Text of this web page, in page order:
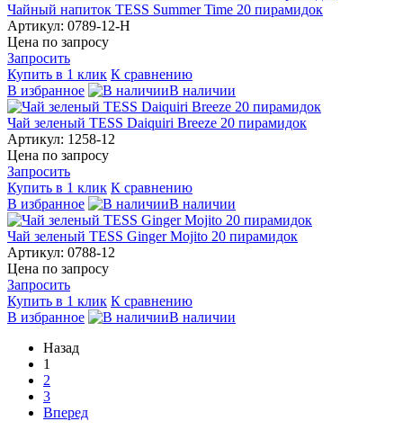
Чайный напиток TESS Summer Time 20 пирамидок
Артикул: 0789-12-Н
Цена по запросу
Запросить
Купить в 1 клик К сравнению
В избранное
В наличии
Чай зеленый TESS Daiquiri Breeze 20 пирамидок
Артикул: 1258-12
Цена по запросу
Запросить
Купить в 1 клик К сравнению
В избранное
В наличии
Чай зеленый TESS Ginger Mojito 20 пирамидок
Артикул: 0788-12
Цена по запросу
Запросить
Купить в 1 клик К сравнению
В избранное
В наличии
Назад
1
2
3
Вперед